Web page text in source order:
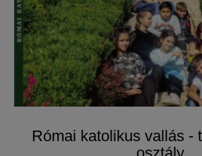
Római katolikus vallás -